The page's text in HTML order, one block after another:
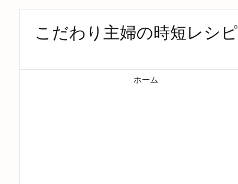
こだわり主婦の時短レシピ
ホーム